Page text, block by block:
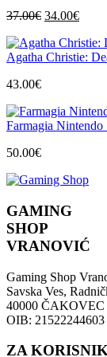
37.00€ Izvorna
bila
je:
34.00€
je:
Agatha Christie:
43.00€
Farmagia Nintendo
50.00€
GAMING
SHOP
VRANOVIĆ
Gaming Shop
Savska Ves,
40000 ČAKOVEC
OIB: 21522244603
ZA